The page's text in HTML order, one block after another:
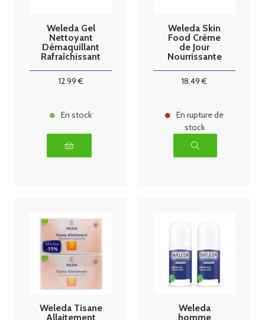
Weleda Gel
Nettoyant
Démaquillant
Rafraîchissant
12.99€
En stock
Weleda Skin
Food Crème
de Jour
Nourrissante
18.49 €
En rupture de
stock
Weleda Tisane
Allaitement
Weleda
homme